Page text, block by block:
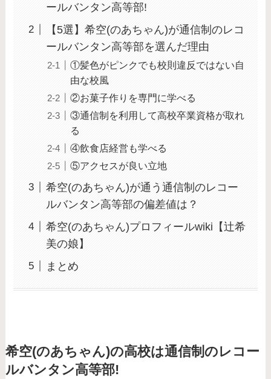
ールバンタン高等部!
【5選】希空(のあちゃん)が通信制のレコ
ールバンタン高等部を選んだ理由
①髪色がピンクでも校則違反ではない自
由な校風
②お菓子作りを専門に学べる
③通信制を利用して高校卒業資格が取れ
る
④飲食店経営も学べる
⑤アクセスが良い立地
希空(のあちゃん)が通う通信制のレコー
ルバンタン高等部の偏差値は？
希空(のあちゃん)プロフィールwiki【辻希
美の娘】
まとめ
希空(のあちゃん)の高校は通信制のレコー
ルバンタン高等部!